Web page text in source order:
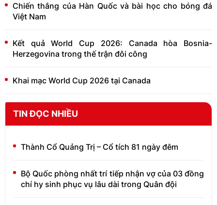
Chiến thắng của Hàn Quốc và bài học cho bóng đá
Việt Nam
Kết quả World Cup 2026: Canada hòa Bosnia-
Herzegovina trong thế trận đôi công
Khai mạc World Cup 2026 tại Canada
TIN ĐỌC NHIỀU
Thành Cổ Quảng Trị – Cổ tích 81 ngày đêm
Bộ Quốc phòng nhất trí tiếp nhận vợ của 03 đồng
chí hy sinh phục vụ lâu dài trong Quân đội